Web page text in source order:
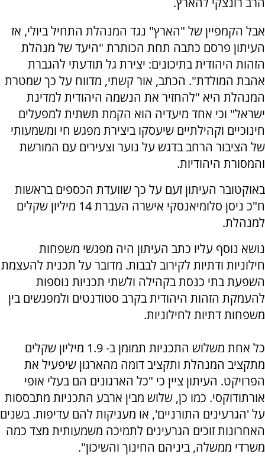
אבל הקמפיין של "הארץ" נגד המנהלת התחיל ביולי, אז
העיתון פרסם כתבה תחת הכותרת "היעד של מנהלת
הזהות היהודית בתיכונים: יצירת גל תודעתי להגברת
אהבת המולדת". הכתב, אור קשתי, מדווח על כך שמטרת
המנהלת היא "להחזיר את הנשמה היהודית למדינת
ישראל" וכי אחד מיעדיה הוא הקמת תשתית למפעלים
חינוכיים וקהילתיים שיעסקו ביצירת מפגש חי ומשמעותי
של הציבור הרחב בדגש על נוער וצעירים עם המורשת
והמסורת היהודיות.
באוקטובר העיתון זעם על כך שוועדת הכספים בראשות
ח"כ ניסן סלומיאנסקי אישרה העברת 14 מיליון שקלים
למנהלת.
נושא נוסף עליו כתב העיתון היה מפגשי משפחות
חילוניות ודתיות לקירוב לבבות. מדובר על תכנית להעצמת
השפעת בתי כנסת בקהילה ולשתי תכניות נוספות
להעמקת הזהות היהודית בקרב סטודנטים ולמפגשים בין
משפחות דתיות לחילוניות.
כל אחת משלוש התכניות תמומן ב- 1.9 מיליון שקלים
מתקציב המנהלת ותקציב דומה מהארגון שיפעיל את
הפרויקט. העיתון ציין כי "כל הארגונים הם בעלי אופי
אורתודוקסי. כמו כן, שלוש מבין ארבע התכניות מתבססות
על 'הגרעינים התורניים', או מעניקות להם עדיפות. בשנים
האחרונות זוכים הגרעינים לתמיכה משמעותית מצד כמה
משרדי ממשלה, ביניהם החינוך והשיכון".